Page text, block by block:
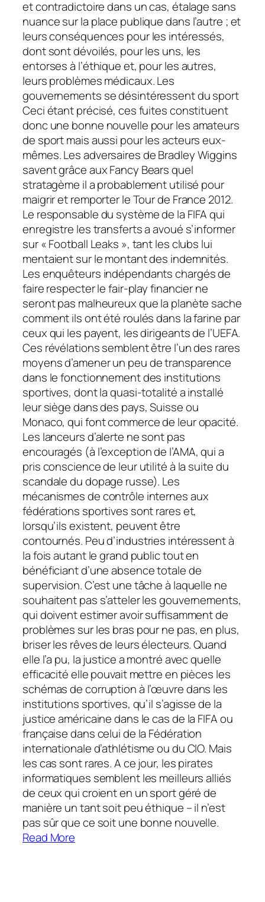
et contradictoire dans un cas, étalage sans
nuance sur la place publique dans l’autre ; et
leurs conséquences pour les intéressés,
dont sont dévoilés, pour les uns, les
entorses à l’éthique et, pour les autres,
leurs problèmes médicaux. Les
gouvernements se désintéressent du sport
Ceci étant précisé, ces fuites constituent
donc une bonne nouvelle pour les amateurs
de sport mais aussi pour les acteurs eux-
mêmes. Les adversaires de Bradley Wiggins
savent grâce aux Fancy Bears quel
stratagème il a probablement utilisé pour
maigrir et remporter le Tour de France 2012.
Le responsable du système de la FIFA qui
enregistre les transferts a avoué s’informer
sur « Football Leaks », tant les clubs lui
mentaient sur le montant des indemnités.
Les enquêteurs indépendants chargés de
faire respecter le fair-play financier ne
seront pas malheureux que la planète sache
comment ils ont été roulés dans la farine par
ceux qui les payent, les dirigeants de l’UEFA.
Ces révélations semblent être l’un des rares
moyens d’amener un peu de transparence
dans le fonctionnement des institutions
sportives, dont la quasi-totalité a installé
leur siège dans des pays, Suisse ou
Monaco, qui font commerce de leur opacité.
Les lanceurs d’alerte ne sont pas
encouragés (à l’exception de l’AMA, qui a
pris conscience de leur utilité à la suite du
scandale du dopage russe). Les
mécanismes de contrôle internes aux
fédérations sportives sont rares et,
lorsqu’ils existent, peuvent être
contournés. Peu d’industries intéressent à
la fois autant le grand public tout en
bénéficiant d’une absence totale de
supervision. C’est une tâche à laquelle ne
souhaitent pas s’atteler les gouvernements,
qui doivent estimer avoir suffisamment de
problèmes sur les bras pour ne pas, en plus,
briser les rêves de leurs électeurs. Quand
elle l’a pu, la justice a montré avec quelle
efficacité elle pouvait mettre en pièces les
schémas de corruption à l’œuvre dans les
institutions sportives, qu’il s’agisse de la
justice américaine dans le cas de la FIFA ou
française dans celui de la Fédération
internationale d’athlétisme ou du CIO. Mais
les cas sont rares. A ce jour, les pirates
informatiques semblent les meilleurs alliés
de ceux qui croient en un sport géré de
manière un tant soit peu éthique – il n’est
pas sûr que ce soit une bonne nouvelle.
Read More